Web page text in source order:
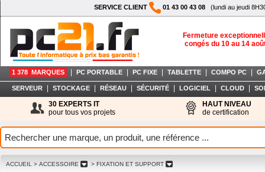
SERVICE CLIENT 01 43 00 43 08 (lundi au jeudi
Fermeture
congés du 10 au 14
1 378 MARQUES PC PORTABLE PC FIXE TABLETTE COMPO PC
SERVEUR STOCKAGE RÉSEAU SÉCURITÉ LOGICIEL CLOUD
30 EXPERTS IT
pour tous vos projets
HAUT NIVEAU
de certification
ACCUEIL > ACCESSOIRE > FIXATION ET SUPPORT